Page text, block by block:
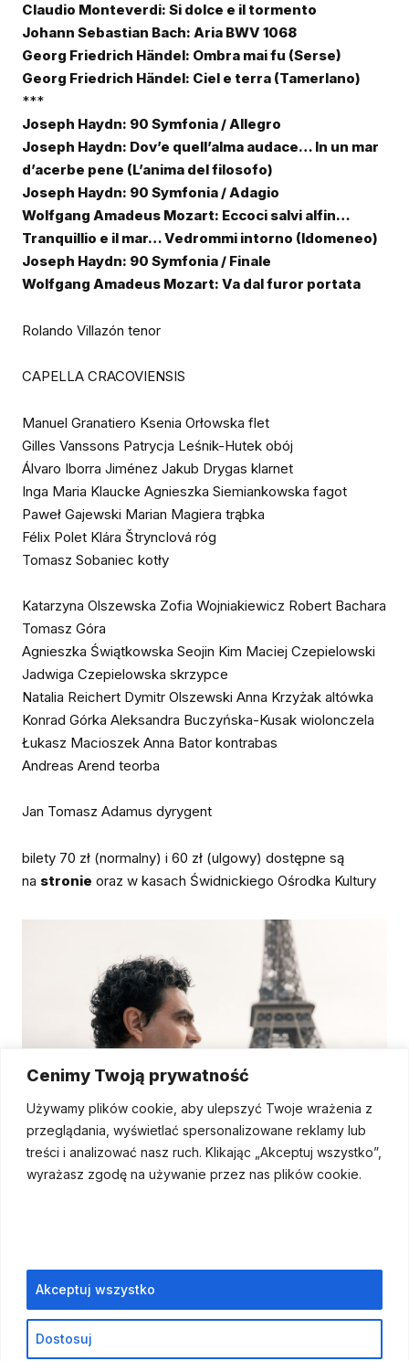
Cenimy Twoją prywatność
Używamy plików cookie, aby ulepszyć Twoje wrażenia z
przeglądania, wyświetlać spersonalizowane reklamy lub
treści i analizować nasz ruch. Klikając „Akceptuj wszystko”,
wyrażasz zgodę na używanie przez nas plików cookie.
Dostosuj
Akceptuj wszystko
Claudio Monteverdi: Si dolce e il tormento
Johann Sebastian Bach: Aria BWV 1068
Georg Friedrich Händel: Ombra mai fu (Serse)
Georg Friedrich Händel: Ciel e terra (Tamerlano)
***
Joseph Haydn: 90 Symfonia / Allegro
Joseph Haydn: Dov’e quell’alma audace… In un mar
d’acerbe pene (L’anima del filosofo)
Joseph Haydn: 90 Symfonia / Adagio
Wolfgang Amadeus Mozart: Eccoci salvi alfin…
Tranquillio e il mar… Vedrommi intorno (Idomeneo)
Joseph Haydn: 90 Symfonia / Finale
Wolfgang Amadeus Mozart: Va dal furor portata
Rolando Villazón tenor
CAPELLA CRACOVIENSIS
Manuel Granatiero Ksenia Orłowska flet
Gilles Vanssons Patrycja Leśnik-Hutek obój
Álvaro Iborra Jiménez Jakub Drygas klarnet
Inga Maria Klaucke Agnieszka Siemiankowska fagot
Paweł Gajewski Marian Magiera trąbka
Félix Polet Klára Štrynclová róg
Tomasz Sobaniec kotły
Katarzyna Olszewska Zofia Wojniakiewicz Robert Bachara
Tomasz Góra
Agnieszka Świątkowska Seojin Kim Maciej Czepielowski
Jadwiga Czepielowska skrzypce
Natalia Reichert Dymitr Olszewski Anna Krzyżak altówka
Konrad Górka Aleksandra Buczyńska-Kusak wiolonczela
Łukasz Macioszek Anna Bator kontrabas
Andreas Arend teorba
Jan Tomasz Adamus dyrygent
bilety 70 zł (normalny) i 60 zł (ulgowy) dostępne są
na stronie oraz w kasach Świdnickiego Ośrodka Kultury